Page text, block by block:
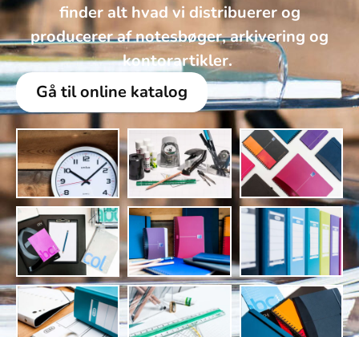
finder alt hvad vi distribuerer og
producerer af notesbøger, arkivering og
kontorartikler. ​
Gå til online katalog